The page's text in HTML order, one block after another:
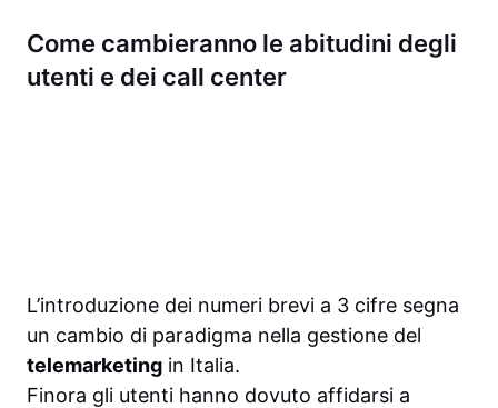
Come cambieranno le abitudini degli
utenti e dei call center
L’introduzione dei numeri brevi a 3 cifre segna
un cambio di paradigma nella gestione del
telemarketing in Italia.
Finora gli utenti hanno dovuto affidarsi a